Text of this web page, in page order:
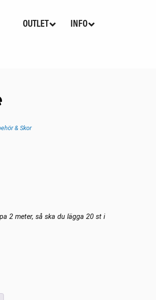
OUTLET INFO
& Skor
2 meter, så ska du lägga 20 st i